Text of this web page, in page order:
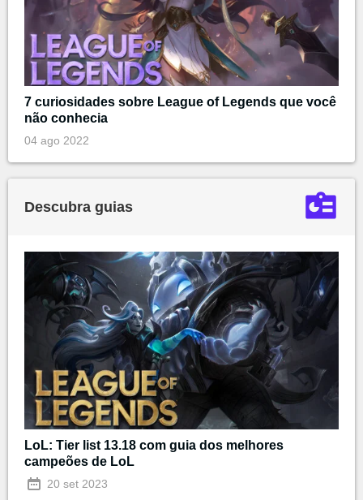
7 curiosidades sobre League of Legends que você
não conhecia
04 ago 2022
Descubra guias
LoL: Tier list 13.18 com guia dos melhores
campeões de LoL
20 set 2023